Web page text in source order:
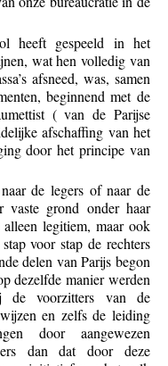
heeft gespeeld in het
wat hen volledig van
afsneed, was, samen
beginnend met de
( van de Parijse
afschaffing van het
door het principe van
de legers of naar de
vaste grond onder haar
legitiem, maar ook
voor stap de rechters
delen van Parijs begon
dezelfde manier werden
de voorzitters van de
en zelfs de leiding
door aangewezen
dan dat door deze